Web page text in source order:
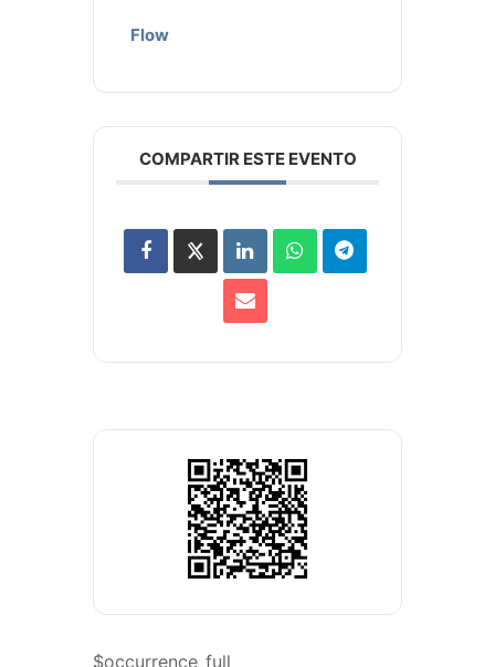
Flow
COMPARTIR ESTE EVENTO
$occurrence_full